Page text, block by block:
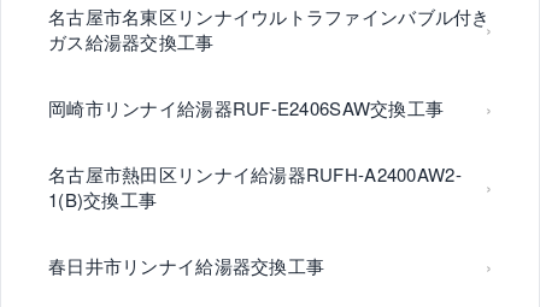
名古屋市名東区リンナイウルトラファインバブル付き
ガス給湯器交換工事
岡崎市リンナイ給湯器RUF-E2406SAW交換工事
名古屋市熱田区リンナイ給湯器RUFH-A2400AW2-
1(B)交換工事
春日井市リンナイ給湯器交換工事